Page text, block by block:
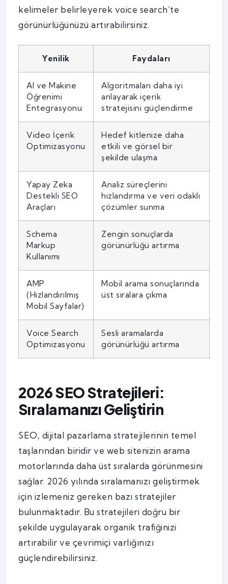
kelimeler belirleyerek voice search’te
görünürlüğünüzü artırabilirsiniz.
Yenilik Faydaları
AI ve Makine
Öğrenimi
Entegrasyonu
Algoritmaları daha iyi
anlayarak içerik
stratejisini güçlendirme
Video İçerik
Optimizasyonu
Hedef kitlenize daha
etkili ve görsel bir
şekilde ulaşma
Yapay Zeka
Destekli SEO
Araçları
Analiz süreçlerini
hızlandırma ve veri odaklı
çözümler sunma
Schema
Markup
Kullanımı
Zengin sonuçlarda
görünürlüğü artırma
AMP
(Hızlandırılmış
Mobil Sayfalar)
Mobil arama sonuçlarında
üst sıralara çıkma
Voice Search
Optimizasyonu
Sesli aramalarda
görünürlüğü artırma
2026 SEO Stratejileri:
Sıralamanızı Geliştirin
SEO, dijital pazarlama stratejilerinin temel
taşlarından biridir ve web sitenizin arama
motorlarında daha üst sıralarda görünmesini
sağlar. 2026 yılında sıralamanızı geliştirmek
için izlemeniz gereken bazı stratejiler
bulunmaktadır. Bu stratejileri doğru bir
şekilde uygulayarak organik trafiğinizi
artırabilir ve çevrimiçi varlığınızı
güçlendirebilirsiniz.